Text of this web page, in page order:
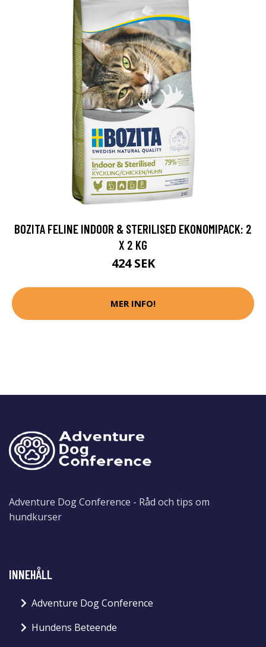
BOZITA FELINE INDOOR & STERILISED EKONOMIPACK: 2
X 2 KG
424 SEK
MER INFO!
Adventure Dog Conference - Råd och tips om
hundkurser
INNEHÅLL
Adventure Dog Conference
Hundens Beteende